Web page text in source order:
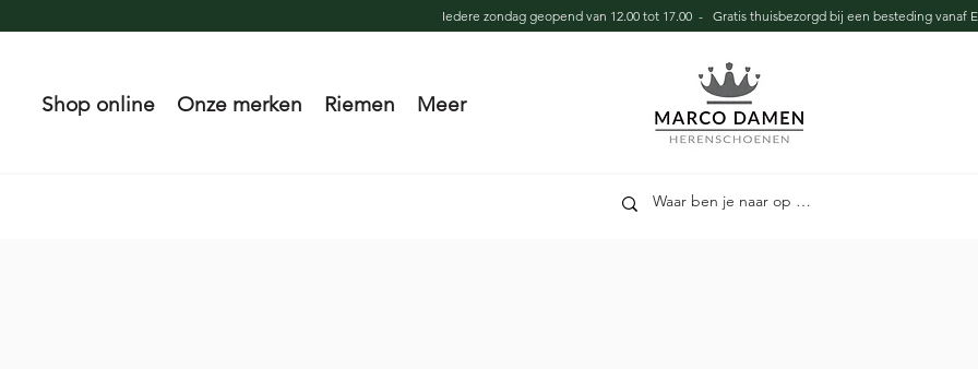
Iedere zondag geopend van 12.00 tot 17.00 - Gratis thuisbezorgd bij een besteding vanaf
Shop online Onze merken Riemen Meer